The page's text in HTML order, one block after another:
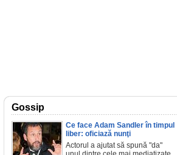
Gossip
Ce face Adam Sandler în timpul
liber: oficiază nunţi
Actorul a ajutat să spună "da"